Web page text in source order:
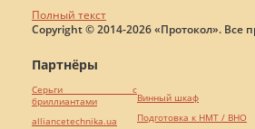
Полный текст
Copyright © 2014-2026 «Протокол». Все
Партнёры
Серьги с
бриллиантами
alliancetechnika.ua
Винный шкаф
Подготовка к НМТ / ВНО